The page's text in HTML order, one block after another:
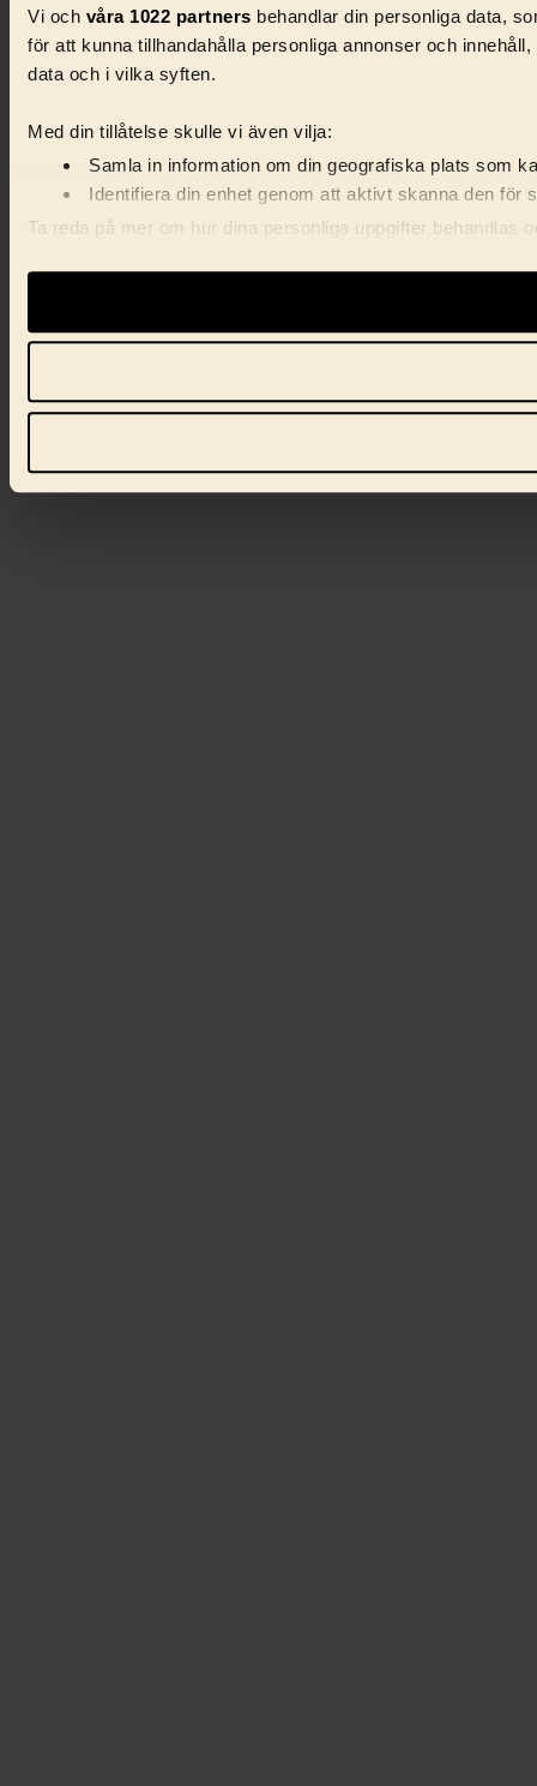
Vi och våra 1022 partners behandlar din personliga data,
för att kunna tillhandahålla personliga annonser och
data och i vilka syften.
Med din tillåtelse skulle vi även vilja:
Samla in information om din geografiska plats som
Identifiera din enhet genom att aktivt skanna den för
Ta reda på mer om hur dina personliga uppgifter behandlas